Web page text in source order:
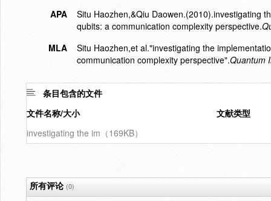
APA
Situ Haozhen,&Qiu Daowen.(2010).investigating
qubits: a communication complexity perspective.
MLA
Situ Haozhen,et al."investigating the
communication complexity perspective".Quantum
条目包含的文件
文件名称/大小
文献类型
investigating the im（169KB）
所有评论(0)